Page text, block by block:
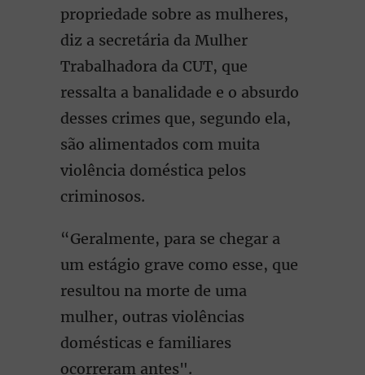
propriedade sobre as mulheres,
diz a secretária da Mulher
Trabalhadora da CUT, que
ressalta a banalidade e o absurdo
desses crimes que, segundo ela,
são alimentados com muita
violência doméstica pelos
criminosos.
“Geralmente, para se chegar a
um estágio grave como esse, que
resultou na morte de uma
mulher, outras violências
domésticas e familiares
ocorreram antes".